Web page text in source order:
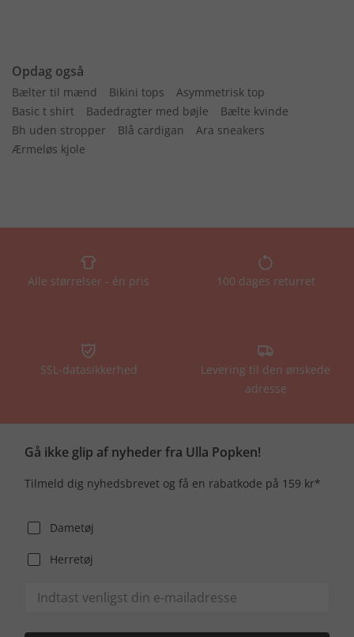
Opdag også
Bælter til mænd Bikini tops
Asymmetrisk top
Basic t shirt
Badedragter med bøjle
Bælte kvinde
Bh uden stropper
Blå cardigan
Ara sneakers
Ærmeløs kjole
Alle størrelser - én pris 100 dages returret
SSL-datasikkerhed
Levering til den ønskede
adresse
Gå ikke glip af nyheder fra Ulla Popken!
Tilmeld dig nyhedsbrevet og få en rabatkode på 159 kr*
Dametøj
Herretøj